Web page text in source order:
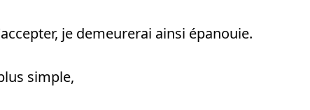
je demeurerai ainsi épanouie.
simple,